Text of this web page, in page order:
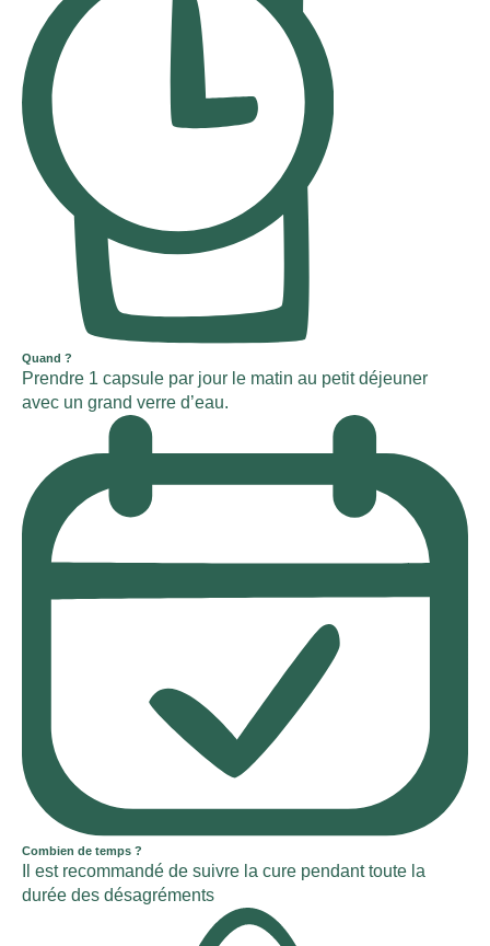
Quand ?
Prendre 1 capsule par jour le matin au petit déjeuner
avec un grand verre d’eau.
Combien de temps ?
Il est recommandé de suivre la cure pendant toute la
durée des désagréments